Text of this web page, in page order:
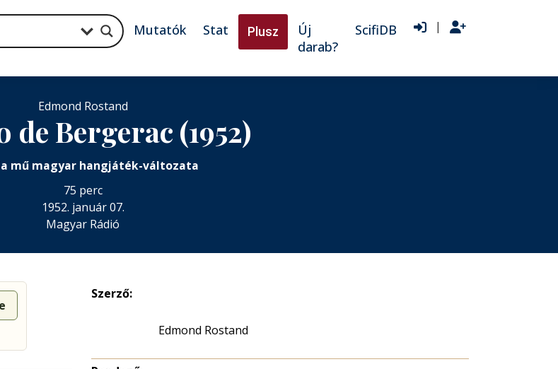
Mutatók Stat Plusz
Új
darab?
ScifiDB |
Edmond Rostand
de Bergerac (1952)
mű magyar hangjáték-változata
75 perc
1952. január 07.
Magyar Rádió
Szerző:
Edmond Rostand